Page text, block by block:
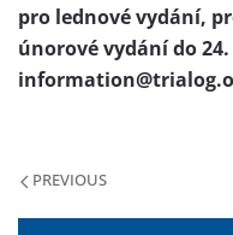
pro lednové vydání,
únorové vydání do
PREVIOUS